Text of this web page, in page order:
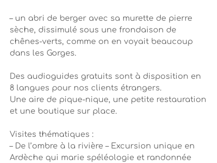
– un abri de berger avec sa murette de pierre
sèche, dissimulé sous une frondaison de
chênes-verts, comme on en voyait beaucoup
dans les Gorges.
Des audioguides gratuits sont à disposition en
8 langues pour nos clients étrangers.
Une aire de pique-nique, une petite restauration
et une boutique sur place.
Visites thématiques :
– De l’ombre à la rivière – Excursion unique en
Ardèche qui marie spéléologie et randonnée